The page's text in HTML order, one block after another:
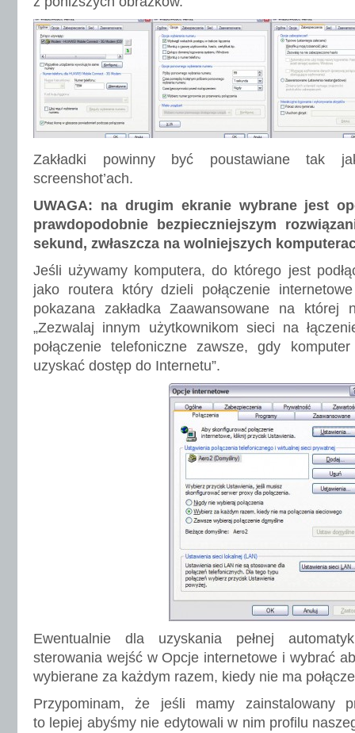
Zakładki powinny być poustawiane tak
screenshot’ach.
UWAGA: na drugim ekranie wybrane jest
prawdopodobnie bezpieczniejszym
sekund, zwłaszcza na wolniejszych
Jeśli używamy komputera, do którego jest
jako routera który dzieli połączenie
pokazana zakładka Zaawansowane na której
„Zezwalaj innym użytkownikom sieci na
połączenie telefoniczne zawsze, gdy
uzyskać dostęp do Internetu”.
Ewentualnie dla uzyskania pełnej
sterowania wejść w Opcje internetowe i wybrać
wybierane za każdym razem, kiedy nie ma
Przypominam, że jeśli mamy zainstalowany
to lepiej abyśmy nie edytowali w nim profilu